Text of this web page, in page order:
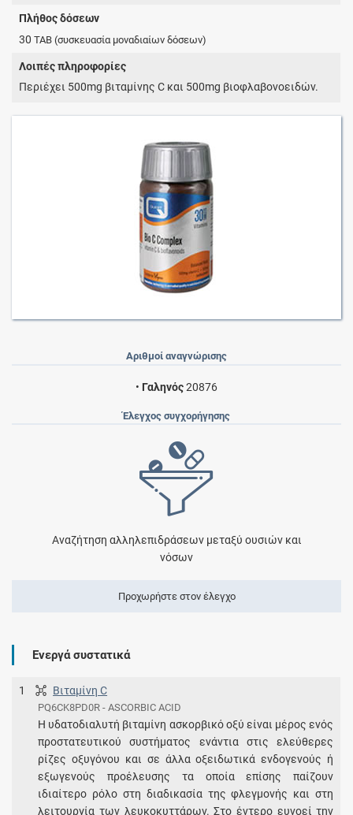
Πλήθος δόσεων
30TAB (συσκευασία μοναδιαίων δόσεων)
Λοιπές πληροφορίες
Περιέχει 500mg βιταμίνης C και 500mg βιοφλαβονοειδών.
Αριθμοί αναγνώρισης
• Γαληνός20876
Έλεγχος συγχορήγησης
Αναζήτηση αλληλεπιδράσεων μεταξύ ουσιών και
νόσων
Προχωρήστε στον έλεγχο
Ενεργά συστατικά
1 Βιταμίνη C
PQ6CK8PD0R - ASCORBIC ACID
Η υδατοδιαλυτή βιταμίνη ασκορβικό οξύ είναι μέρος ενός
προστατευτικού συστήματος ενάντια στις ελεύθερες
ρίζες οξυγόνου και σε άλλα οξειδωτικά ενδογενούς ή
εξωγενούς προέλευσης τα οποία επίσης παίζουν
ιδιαίτερο ρόλο στη διαδικασία της φλεγμονής και στη
λειτουργία των λευκοκυττάρων. Στο έντερο ευνοεί την